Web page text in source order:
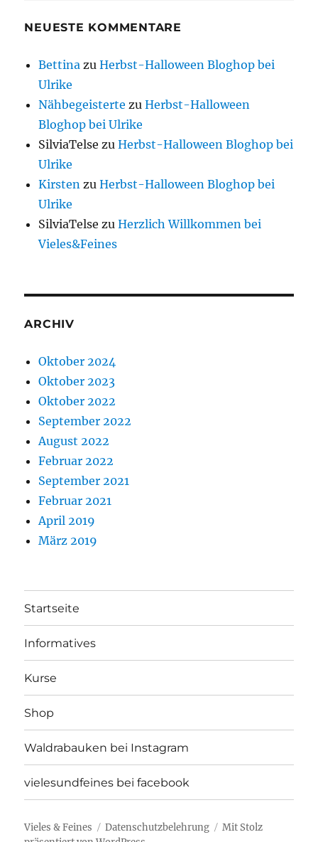
NEUESTE KOMMENTARE
Bettina zuHerbst-Halloween Bloghop bei
Ulrike
Nähbegeisterte zuHerbst-Halloween
Bloghop bei Ulrike
SilviaTelse zuHerbst-Halloween Bloghop bei
Ulrike
Kirsten zuHerbst-Halloween Bloghop bei
Ulrike
SilviaTelse zuHerzlich Willkommen bei
Vieles&Feines
ARCHIV
Oktober 2024
Oktober 2023
Oktober 2022
September 2022
August 2022
Februar 2022
September 2021
Februar 2021
April 2019
März 2019
Startseite
Informatives
Kurse
Shop
Waldrabauken bei Instagram
vielesundfeines bei facebook
Vieles & Feines Datenschutzbelehrung
Mit Stolz